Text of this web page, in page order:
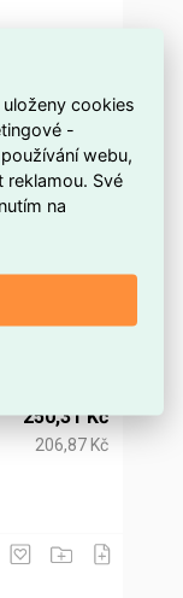
upozornění
na objednávku
7092263FUL-0129
250,31 Kč
206,87 Kč
cookies
-
webu,
reklamou. Své
na